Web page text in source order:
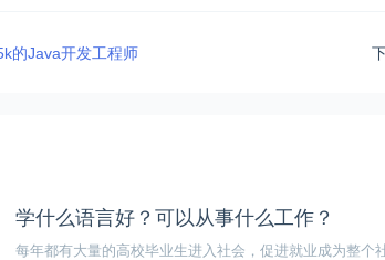
的Java开发工程师
学什么语言好？可以从事什么工作？
每年都有大量的高校毕业生进入社会，促进就业成为整